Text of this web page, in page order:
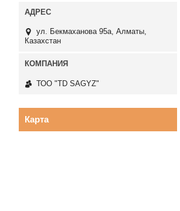
ул. Бекмаханова 95а, Алматы,
Казахстан
ТОО "TD SAGYZ"
Карта